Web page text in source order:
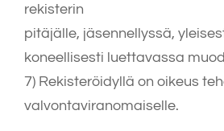
rekisterin
pitäjälle, jäsennellyssä,
koneellisesti luettavassa
7) Rekisteröidyllä on oikeus
valvontaviranomaiselle.